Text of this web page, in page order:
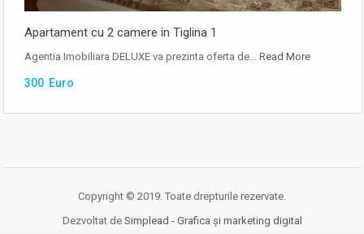
Apartament cu 2 camere in Tiglina 1
Agentia Imobiliara DELUXE va prezinta oferta de… Read More
300 Euro
Copyright © 2019. Toate drepturile rezervate.
Dezvoltat de Simplead - Grafica și marketing digital